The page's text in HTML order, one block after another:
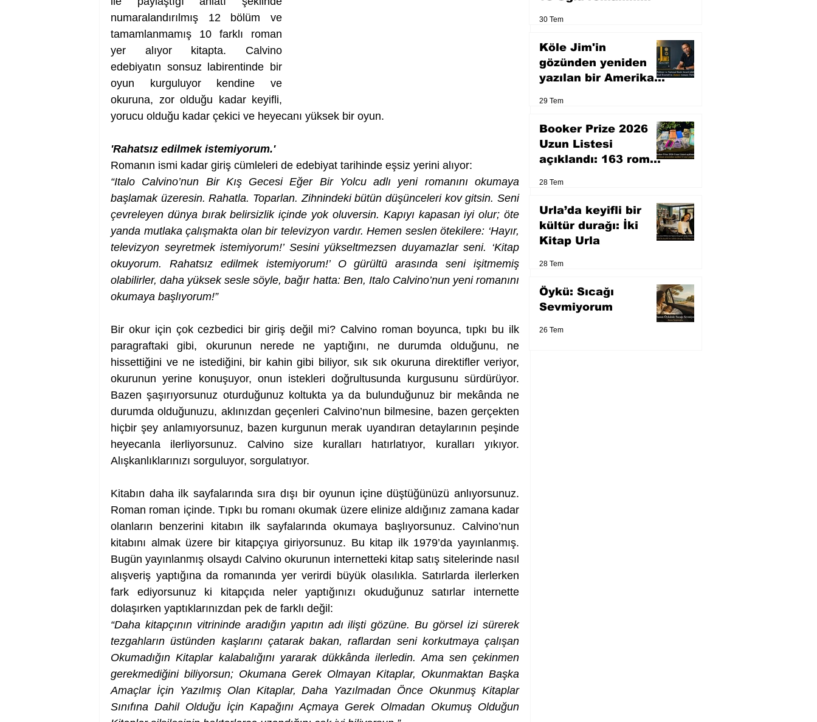
numaralandırılmış 12 bölüm ve
tamamlanmamış 10 farklı roman
yer alıyor kitapta. Calvino
edebiyatın sonsuz labirentinde bir
oyun kurguluyor kendine ve
okuruna, zor olduğu kadar keyifli,
yorucu olduğu kadar çekici ve heyecanı yüksek bir oyun.
'Rahatsız edilmek istemiyorum.'
Romanın ismi kadar giriş cümleleri de edebiyat tarihinde eşsiz yerini alıyor:
“Italo Calvino’nun Bir Kış Gecesi Eğer Bir Yolcu adlı yeni romanını okumaya
başlamak üzeresin. Rahatla. Toparlan. Zihnindeki bütün düşünceleri kov gitsin. Seni
çevreleyen dünya bırak belirsizlik içinde yok oluversin. Kapıyı kapasan iyi olur; öte
yanda mutlaka çalışmakta olan bir televizyon vardır. Hemen seslen ötekilere: ‘Hayır,
televizyon seyretmek istemiyorum!’ Sesini yükseltmezsen duyamazlar seni. ‘Kitap
okuyorum. Rahatsız edilmek istemiyorum!’ O gürültü arasında seni işitmemiş
olabilirler, daha yüksek sesle söyle, bağır hatta: Ben, Italo Calvino’nun yeni romanını
okumaya başlıyorum!”
Bir okur için çok cezbedici bir giriş değil mi? Calvino roman boyunca, tıpkı bu ilk
paragraftaki gibi, okurunun nerede ne yaptığını, ne durumda olduğunu, ne
hissettiğini ve ne istediğini, bir kahin gibi biliyor, sık sık okuruna direktifler veriyor,
okurunun yerine konuşuyor, onun istekleri doğrultusunda kurgusunu sürdürüyor.
Bazen şaşırıyorsunuz oturduğunuz koltukta ya da bulunduğunuz bir mekânda ne
durumda olduğunuzu, aklınızdan geçenleri Calvino’nun bilmesine, bazen gerçekten
hiçbir şey anlamıyorsunuz, bazen kurgunun merak uyandıran detaylarının peşinde
heyecanla ilerliyorsunuz. Calvino size kuralları hatırlatıyor, kuralları yıkıyor.
Alışkanlıklarınızı sorguluyor, sorgulatıyor.
Kitabın daha ilk sayfalarında sıra dışı bir oyunun içine düştüğünüzü anlıyorsunuz.
Roman roman içinde. Tıpkı bu romanı okumak üzere elinize aldığınız zamana kadar
olanların benzerini kitabın ilk sayfalarında okumaya başlıyorsunuz. Calvino’nun
kitabını almak üzere bir kitapçıya giriyorsunuz. Bu kitap ilk 1979’da yayınlanmış.
Bugün yayınlanmış olsaydı Calvino okurunun internetteki kitap satış sitelerinde nasıl
alışveriş yaptığına da romanında yer verirdi büyük olasılıkla. Satırlarda ilerlerken
fark ediyorsunuz ki kitapçıda neler yaptığınızı okuduğunuz satırlar internette
dolaşırken yaptıklarınızdan pek de farklı değil:
“Daha kitapçının vitrininde aradığın yapıtın adı ilişti gözüne. Bu görsel izi sürerek
tezgahların üstünden kaşlarını çatarak bakan, raflardan seni korkutmaya çalışan
Okumadığın Kitaplar kalabalığını yararak dükkânda ilerledin. Ama sen çekinmen
gerekmediğini biliyorsun; Okumana Gerek Olmayan Kitaplar, Okunmaktan Başka
Amaçlar İçin Yazılmış Olan Kitaplar, Daha Yazılmadan Önce Okunmuş Kitaplar
Sınıfına Dahil Olduğu İçin Kapağını Açmaya Gerek Olmadan Okumuş Olduğun
30 Tem
Köle Jim'in
gözünden yeniden
yazılan bir Amerikan
29 Tem
Booker Prize 2026
Uzun Listesi
açıklandı: 163 roman
28 Tem
Urla’da keyifli bir
kültür durağı: İki
Kitap Urla
28 Tem
Öykü: Sıcağı
Sevmiyorum
26 Tem